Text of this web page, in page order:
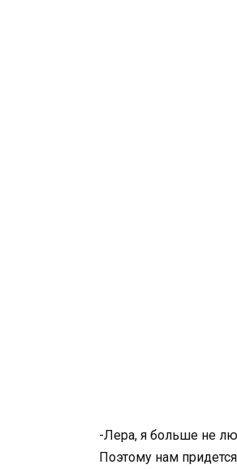
-Лера, я больше не
Поэтому нам